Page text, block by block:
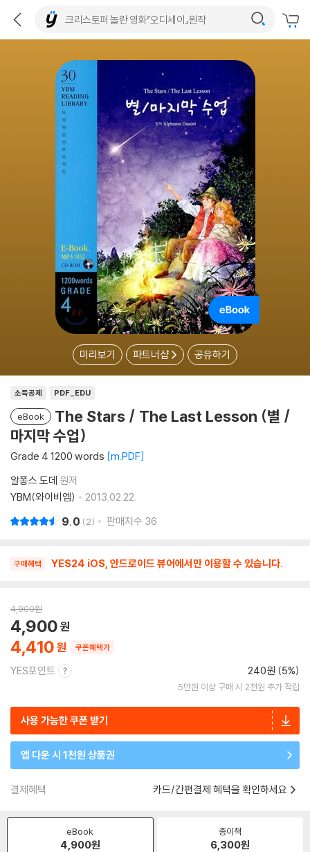
미리보기 파트너샵 공유하기
소득공제 PDF_EDU
eBook
The Stars / The Last Lesson (별 /
마지막 수업)
Grade 4 1200 words m.PDF
알퐁스 도데 원저
YBM(와이비엠)
2013.02.22.
9.0 2 판매지수 36
구매혜택 YES24 iOS, 안드로이드 뷰어에서만 이용할 수 있습니다.
4,900원
4,410
4,900
쿠폰혜택가
YES포인트 240원 (5%)
5만원 이상 구매 시 2천원 추가 적립
사용 가능한 쿠폰 받기
앱 다운 시 1천원 상품권
결제혜택 카드/간편결제 혜택을 확인하세요
eBook
4,900원
종이책
6,300원